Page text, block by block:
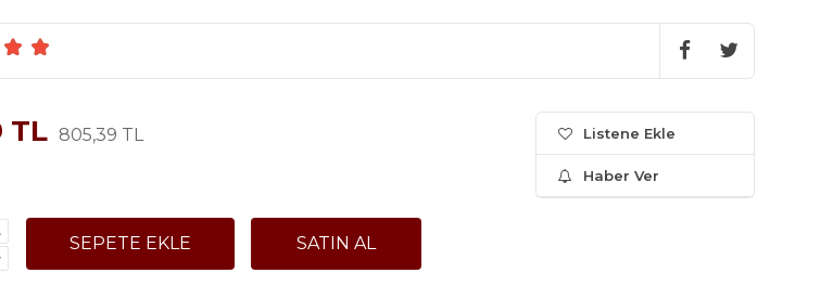
TL 805,39 TL Listene Ekle
Haber Ver